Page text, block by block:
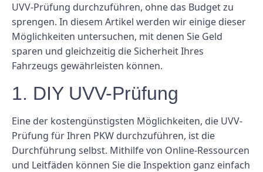
UVV-Prüfung durchzuführen, ohne das Budget zu
sprengen. In diesem Artikel werden wir einige dieser
Möglichkeiten untersuchen, mit denen Sie Geld
sparen und gleichzeitig die Sicherheit Ihres
Fahrzeugs gewährleisten können.
1. DIY UVV-Prüfung
Eine der kostengünstigsten Möglichkeiten, die UVV-
Prüfung für Ihren PKW durchzuführen, ist die
Durchführung selbst. Mithilfe von Online-Ressourcen
und Leitfäden können Sie die Inspektion ganz einfach